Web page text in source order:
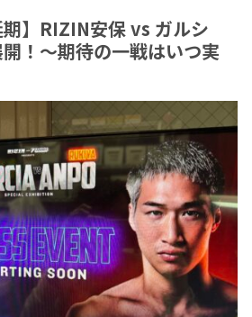
期】RIZIN安保 vs ガルシ
！〜期待の一戦はいつ実